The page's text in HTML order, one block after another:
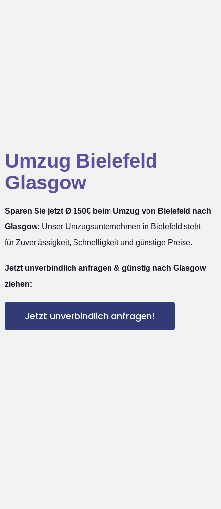
Umzug Bielefeld
Glasgow
Sparen Sie jetzt Ø 150€ beim Umzug von Bielefeld nach
Glasgow: Unser Umzugsunternehmen in Bielefeld steht
für Zuverlässigkeit, Schnelligkeit und günstige Preise.
Jetzt unverbindlich anfragen & günstig nach Glasgow
ziehen:
Jetzt unverbindlich anfragen!